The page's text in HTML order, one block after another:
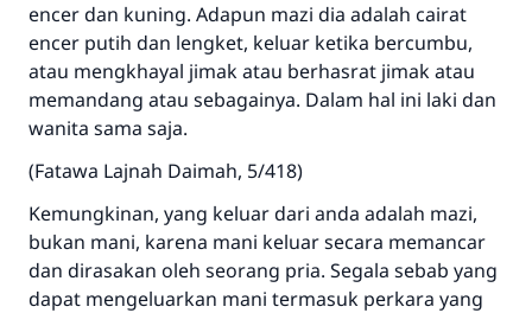
encer dan kuning. Adapun mazi dia adalah cairat
encer putih dan lengket, keluar ketika bercumbu,
atau mengkhayal jimak atau berhasrat jimak atau
memandang atau sebagainya. Dalam hal ini laki dan
wanita sama saja.
(Fatawa Lajnah Daimah, 5/418)
Kemungkinan, yang keluar dari anda adalah mazi,
bukan mani, karena mani keluar secara memancar
dan dirasakan oleh seorang pria. Segala sebab yang
dapat mengeluarkan mani termasuk perkara yang